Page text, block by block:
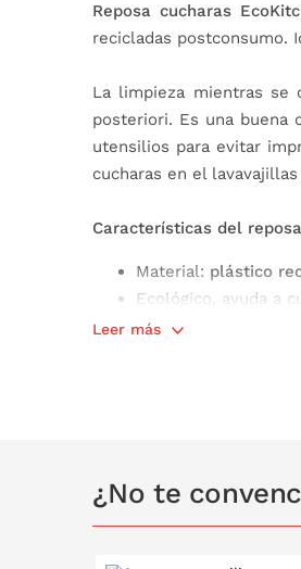
Reposa cucharas
recicladas postconsumo.
La limpieza mientras se
posteriori. Es una buena
utensilios para evitar
cucharas en el
Características del
Material: plástico
Ecológico, ayuda a
Apto para el
Leer más
¿No te